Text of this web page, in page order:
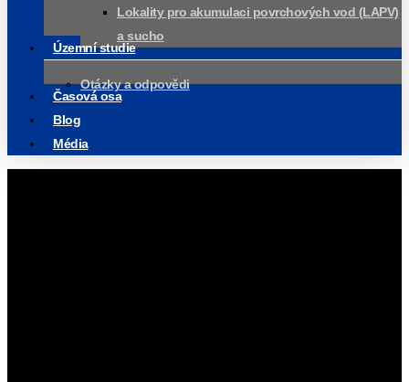
Lokality pro akumulaci povrchových vod (LAPV)
a sucho
Územní studie
Otázky a odpovědi
Časová osa
Blog
Média